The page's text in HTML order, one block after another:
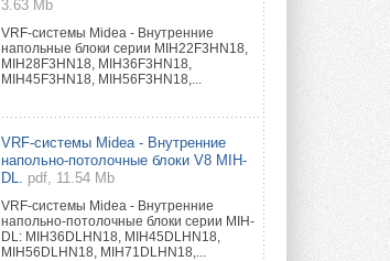
3.63 Mb
VRF-системы Midea - Внутренние
напольные блоки серии MIH22F3HN18,
MIH28F3HN18, MIH36F3HN18,
MIH45F3HN18, MIH56F3HN18,...
VRF-системы Midea - Внутренние
напольно-потолочные блоки V8 MIH-
DL.
pdf, 11.54 Mb
VRF-системы Midea - Внутренние
напольно-потолочные блоки серии MIH-
DL: MIH36DLHN18, MIH45DLHN18,
MIH56DLHN18, MIH71DLHN18,...